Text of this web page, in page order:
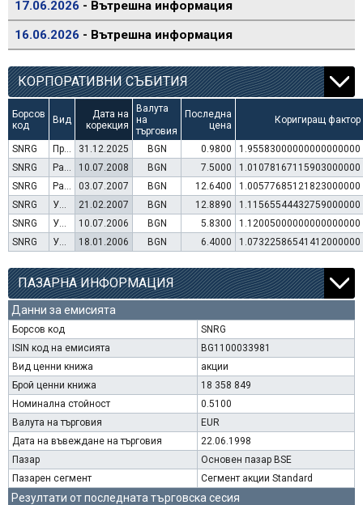
17.06.2026 - Вътрешна информация
16.06.2026 - Вътрешна информация
КОРПОРАТИВНИ СЪБИТИЯ
Борсов
код
Вид
Дата на
корекция
Валута
на
търговия
Последна
цена
Коригиращ фактор
SNRG Преминаване към търговия в Евро 31.12.2025 BGN 0.9800
1.95583000000000000000
SNRG
Раздаване на дивидент 10.07.2008 BGN 7.5000
1.01078167115903000000
SNRG
Раздаване на дивидент 03.07.2007 BGN 12.6400
1.00577685121823000000
SNRG
Увеличение на капитал (права) 21.02.2007 BGN 12.8890
1.11565544432759000000
SNRG
Увеличение на капитал (резерви) 10.07.2006 BGN 5.8300
1.12005000000000000000
SNRG
Увеличение на капитал (права) 18.01.2006 BGN 6.4000 1.07322586541412000000
ПАЗАРНА ИНФОРМАЦИЯ
Данни за емисията
Борсов код
SNRG
ISIN код на емисията
BG1100033981
Вид ценни книжа
акции
Брой ценни книжа
18 358 849
Номинална стойност
0.5100
Валута на търговия
EUR
Дата на въвеждане на търговия
22.06.1998
Пазар
Основен пазар BSE
Пазарен сегмент
Сегмент акции Standard
Резултати от последната търговска сесия